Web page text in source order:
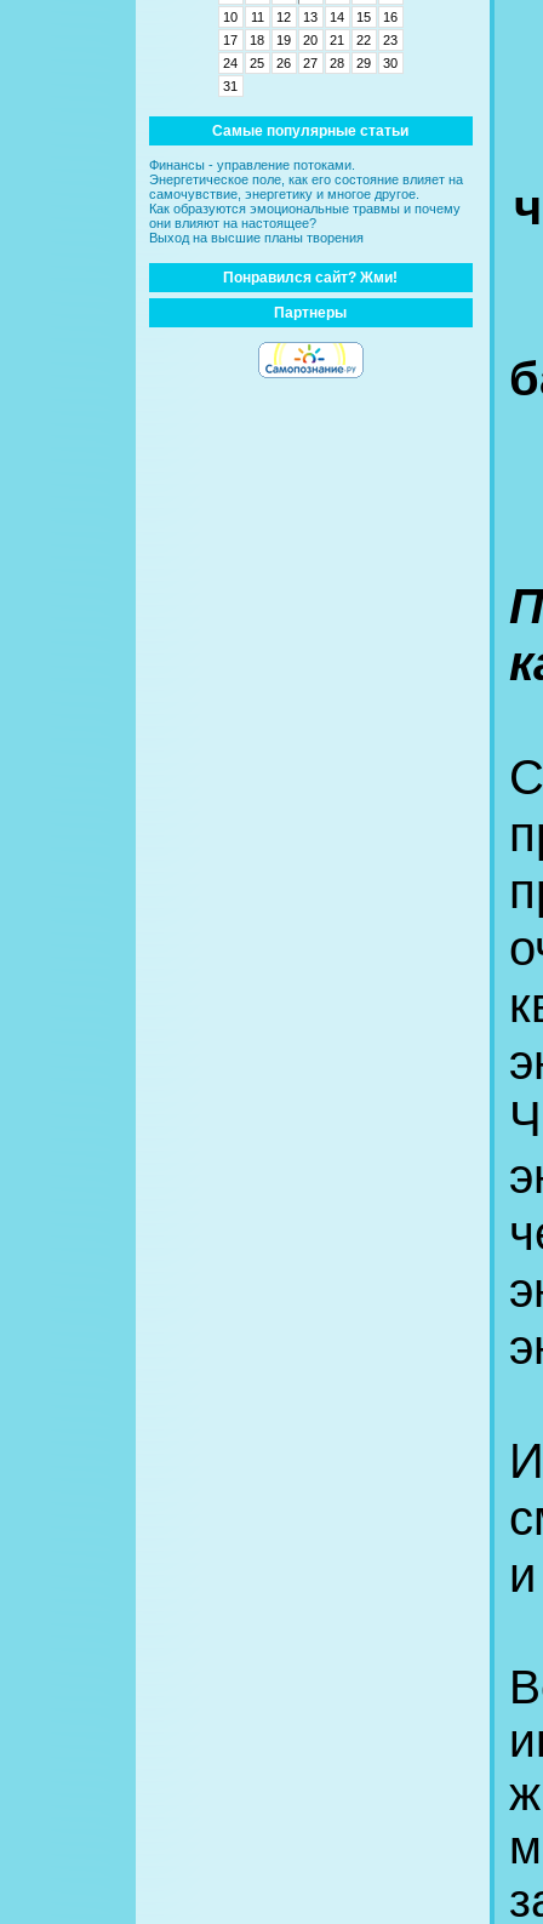
10
11 12 13 14 15
16
17
18 19 20 21 22
23
24
25 26 27 28 29
30
31
Самые популярные статьи
Финансы - управление потоками.
Энергетическое поле, как его состояние влияет на
самочувствие, энергетику и многое другое.
Как образуются эмоциональные травмы и почему
они влияют на настоящее?
Выход на высшие планы творения
Понравился сайт? Жми!
Партнеры